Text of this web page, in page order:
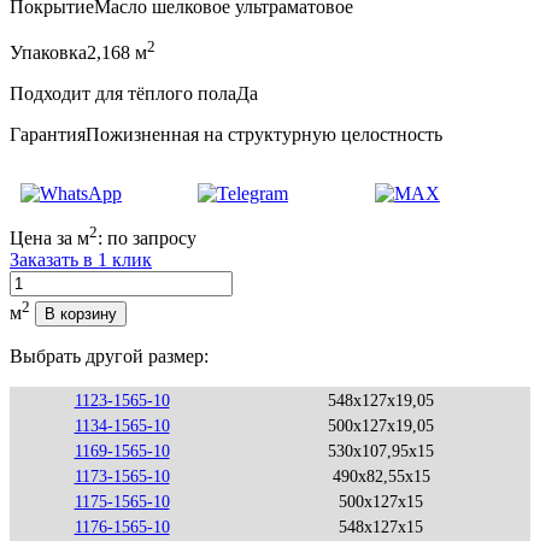
ПокрытиеМасло шелковое ультраматовое
Упаковка2,168 м2
Подходит для тёплого полаДа
ГарантияПожизненная на структурную целостность
Цена за м2: по запросу
Заказать в 1 клик
Количество
м2 В корзину
Выбрать другой размер:
1123-1565-10
548x127x19,05
1134-1565-10
500x127x19,05
1169-1565-10
530x107,95x15
1173-1565-10
490x82,55x15
1175-1565-10
500x127x15
1176-1565-10
548x127x15